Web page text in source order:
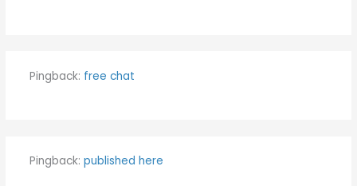
Pingback: free chat
Pingback: published here